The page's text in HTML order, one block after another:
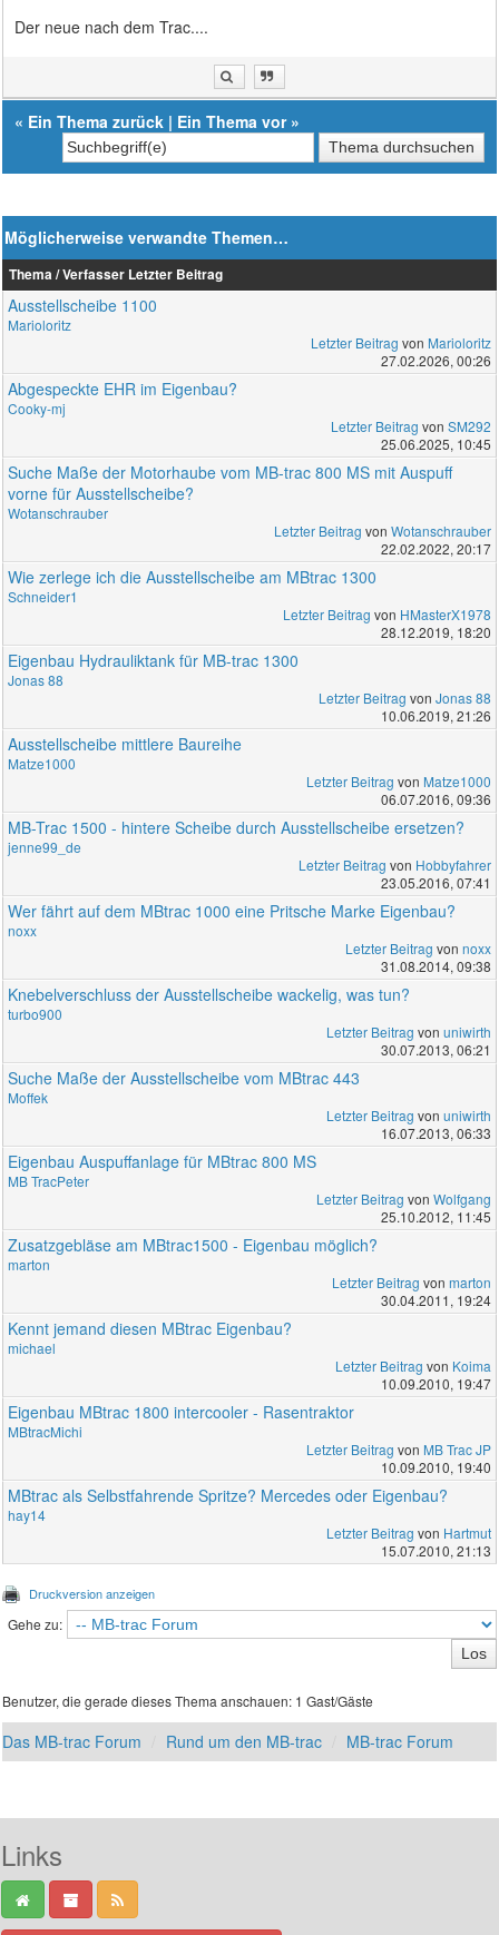
Der neue nach dem Trac....
« Ein Thema zurück | Ein Thema vor»
Möglicherweise verwandte Themen…
Thema / Verfasser Letzter Beitrag
Ausstellscheibe 1100
Marioloritz
Letzter Beitrag von Marioloritz
27.02.2026, 00:26
Abgespeckte EHR im Eigenbau?
Cooky-mj
Letzter Beitrag von SM292
25.06.2025, 10:45
Suche Maße der Motorhaube vom MB-trac 800 MS mit Auspuff
vorne für Ausstellscheibe?
Wotanschrauber
Letzter Beitrag von Wotanschrauber
22.02.2022, 20:17
Wie zerlege ich die Ausstellscheibe am MBtrac 1300
Schneider1
Letzter Beitrag von HMasterX1978
28.12.2019, 18:20
Eigenbau Hydrauliktank für MB-trac 1300
Jonas 88
Letzter Beitrag von Jonas 88
10.06.2019, 21:26
Ausstellscheibe mittlere Baureihe
Matze1000
Letzter Beitrag von Matze1000
06.07.2016, 09:36
MB-Trac 1500 - hintere Scheibe durch Ausstellscheibe ersetzen?
jenne99_de
Letzter Beitrag von Hobbyfahrer
23.05.2016, 07:41
Wer fährt auf dem MBtrac 1000 eine Pritsche Marke Eigenbau?
noxx
Letzter Beitrag von noxx
31.08.2014, 09:38
Knebelverschluss der Ausstellscheibe wackelig, was tun?
turbo900
Letzter Beitrag von uniwirth
30.07.2013, 06:21
Suche Maße der Ausstellscheibe vom MBtrac 443
Moffek
Letzter Beitrag von uniwirth
16.07.2013, 06:33
Eigenbau Auspuffanlage für MBtrac 800 MS
MB TracPeter
Letzter Beitrag von Wolfgang
25.10.2012, 11:45
Zusatzgebläse am MBtrac1500 - Eigenbau möglich?
marton
Letzter Beitrag von marton
30.04.2011, 19:24
Kennt jemand diesen MBtrac Eigenbau?
michael
Letzter Beitrag von Koima
10.09.2010, 19:47
Eigenbau MBtrac 1800 intercooler - Rasentraktor
MBtracMichi
Letzter Beitrag von MB Trac JP
10.09.2010, 19:40
MBtrac als Selbstfahrende Spritze? Mercedes oder Eigenbau?
hay14
Letzter Beitrag von Hartmut
15.07.2010, 21:13
Druckversion anzeigen
Gehe zu:
Benutzer, die gerade dieses Thema anschauen: 1 Gast/Gäste
Das MB-trac Forum Rund um den MB-trac MB-trac Forum
Links